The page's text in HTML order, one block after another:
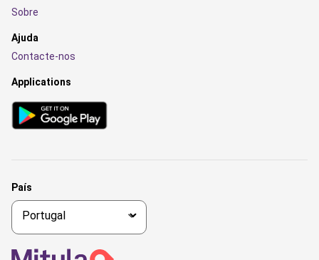
Sobre
Ajuda
Contacte-nos
Applications
País